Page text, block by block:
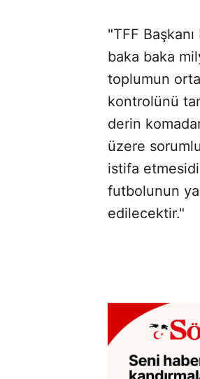
"TFF
baka baka
toplumun
kontrolünü
derin
üzere
istifa
futbolunun
edilecektir."